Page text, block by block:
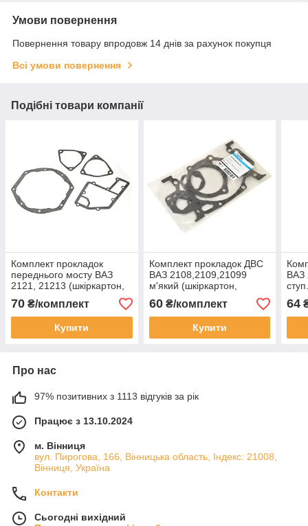
Умови повернення
Повернення товару впродовж 14 днів за рахунок покупця
Всі умови повернення
Подібні товари компанії
Комплект прокладок
переднього мосту ВАЗ
2121, 21213 (шкіркартон,
Німеччина) (GA350007Kit)
(ASR)
70 ₴/комплект
Купити
Комплект прокладок ДВС
ВАЗ 2108,2109,21099
м'який (шкіркартон,
Німеччина) (GA350002Kit)
(ASR)
60₴/комплект
Купити
ВАЗ
64
Про нас
97% позитивних з 1113 відгуків за рік
Працює з 13.10.2024
м. Вінниця
вул. Пирогова, 166, Вінницька область, Індекс: 21008,
Вінниця, Україна
Контакти
Сьогодні вихідний